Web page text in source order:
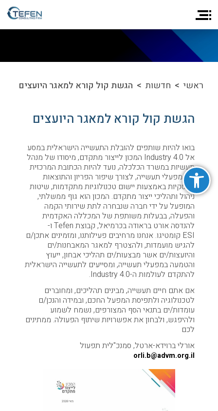
פתח סרגל נגישות
ראשי > חדשות > הגשת קול קורא למאגר היועצים
הגשת קול קורא למאגר היועצים
בואו להיות שותפים להובלת התעשייה הישראלית במסע
אל Industry 4.0 המכון לייצור מתקדם, מיסודו של מנהל
תעשיות במשרד הכלכלה, נועד להיות הכתובת המרכזית
של מפעלי תעשייה, לצורך שיפור הפריון והתוצאות
העסקיות באמצעות יישום טכנולוגיות מתקדמות, שיטות
ניהול ותהליכי ייצור מתקדם. המכון הוא גוף ממשלתי,
המופעל על ידי חברה שנבחרה לתת שירותי הקמה
והפעלה, בבעלות משותפת של המכללה האקדמית
להנדסה אורט בראודה בכרמיאל, קבוצת Tefen ו-
ESI קומטיגו. אנחנו מרחיבים פעילותנו, ומזמינים אתכן/ם
להגיש מועמדות, ולהצטרף למאגר המאבחנות/ים
והיועצות/ים אשר מבצעות/ים תהליכי אבחון, ייעוץ
והטמעה במפעלי תעשייה, ומסייעים לתעשייה הישראלית
להתקדם לעולמות ה-Industry 4.0.
אם אתם חיים תעשייה, מבינים תהליכים, ומחוברים
לטכנולוגיה ולתפיסת המפעל החכם, ובמידה והנכן/ם
עומדות/ים בתנאי הסף המצורפים, נשמח לשמוע
ולהיפגש, ולבחון את אפשרויות שיתוף הפעולה. ממתינים
לכם
אורלי ברוידא-ארטל, סמנכ"לית תפעול
orli.b@advm.org.il